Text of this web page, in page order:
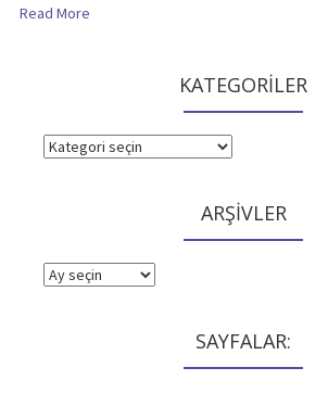
Read More
KATEGORİLER
KATEGORİLER
ARŞİVLER
ARŞİVLER
SAYFALAR: